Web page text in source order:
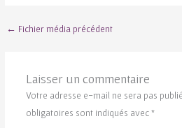
← Fichier média précédent
Laisser un commentaire
Votre adresse e-mail ne sera pas
obligatoires sont indiqués avec*